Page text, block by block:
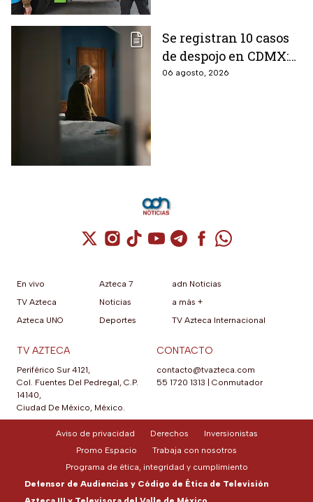
Se registran 10 casos
de despojo en CDMX:
adultos mayores son
06 agosto, 2026
Cuenta de X / Twitter (se abre en una
Cuenta de Instagram (se abre en una
Cuenta de TikTok (se abre en
Cuenta de YouTube (se abre
Cuenta de Telegram (se
Cuenta de
Cuenta de
En vivo
TV Azteca
Azteca UNO
Azteca 7
Noticias
Deportes
adn Noticias
a más +
TV Azteca Internacional
TV AZTECA
Periférico Sur 4121,
Col. Fuentes Del Pedregal, C.P.
14140,
Ciudad De México, México.
CONTACTO
contacto@tvazteca.com
55 1720 1313 | Conmutador
Aviso de privacidad Derechos
Inversionistas
Promo Espacio
Trabaja con nosotros
Programa de ética, integridad y cumplimiento
Defensor de Audiencias y Código de Ética de Televisión